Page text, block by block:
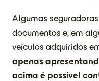
Algumas
documentos e, em
veículos adquiridos
apenas
acima é possível